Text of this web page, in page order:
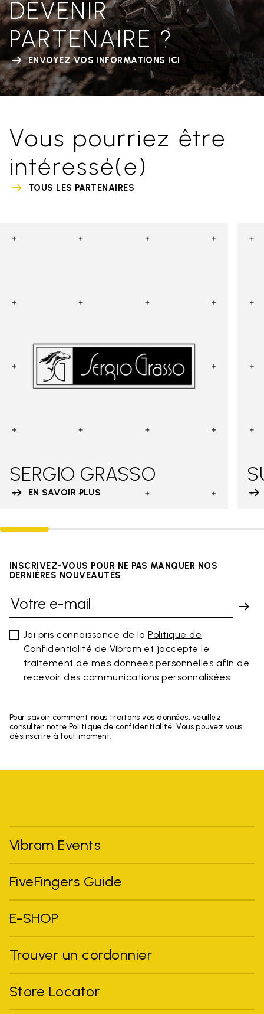
DEVENIR
PARTENAIRE ?
ENVOYEZ VOS INFORMATIONS ICI
Vous pourriez être
intéressé(e)
TOUS LES PARTENAIRES
SERGIO GRASSO
EN SAVOIR PLUS
INSCRIVEZ-VOUS POUR NE PAS MANQUER NOS
DERNIÈRES NOUVEAUTÉS
Jai pris connaissance de laPolitique de
Confidentialité de Vibram et jaccepte le
traitement de mes données personnelles afin de
recevoir des communications personnalisées
Pour savoir comment nous traitons vos données, veuillez
consulter notre Politique de confidentialité. Vous pouvez vous
désinscrire à tout moment.
Vibram Events
FiveFingers Guide
E-SHOP
Trouver un cordonnier
Store Locator